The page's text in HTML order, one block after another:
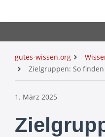
gutes-wissen.org
Zielgruppen: So
1. März 2025